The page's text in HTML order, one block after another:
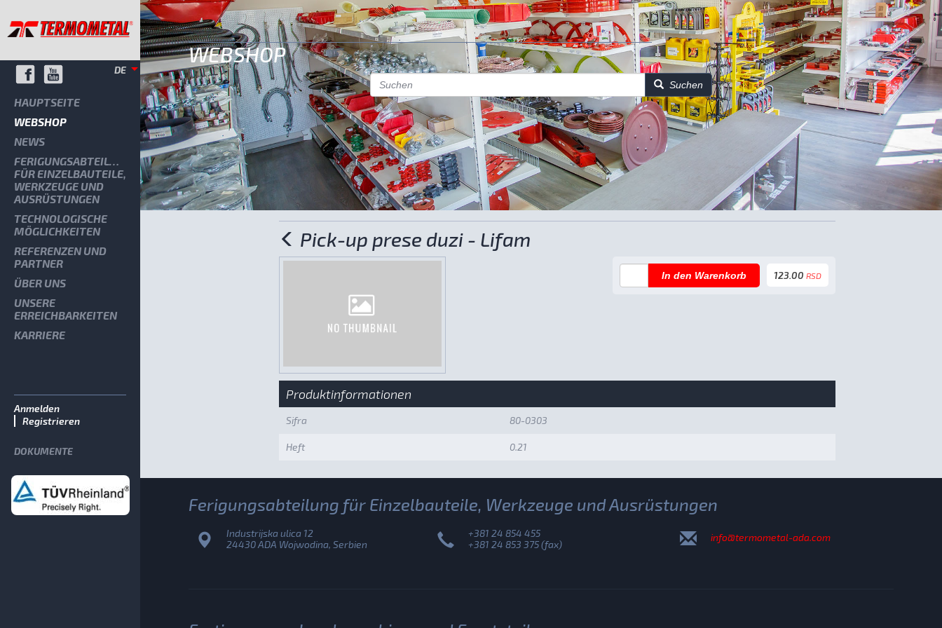
DE
HAUPTSEITE
WEBSHOP
NEWS
FERIGUNGSABTEILUNG
FÜR EINZELBAUTEILE,
WERKZEUGE UND
AUSRÜSTUNGEN
TECHNOLOGISCHE
MÖGLICHKEITEN
REFERENZEN UND
PARTNER
ÜBER UNS
UNSERE
ERREICHBARKEITEN
KARRIERE
Anmelden
Registrieren
DOKUMENTE
WEBSHOP
Suchen
Pick-up prese duzi - Lifam
123.00RSD
In den Warenkorb
Produktinformationen
Sifra 80-0303
Heft 0.21
Ferigungsabteilung für Einzelbauteile, Werkzeuge und Ausrüstungen
Industrijska ulica 12
24430 ADA Wojwodina, Serbien
+381 24 854 455
+381 24 853 375 (fax)
info@termometal-ada.com